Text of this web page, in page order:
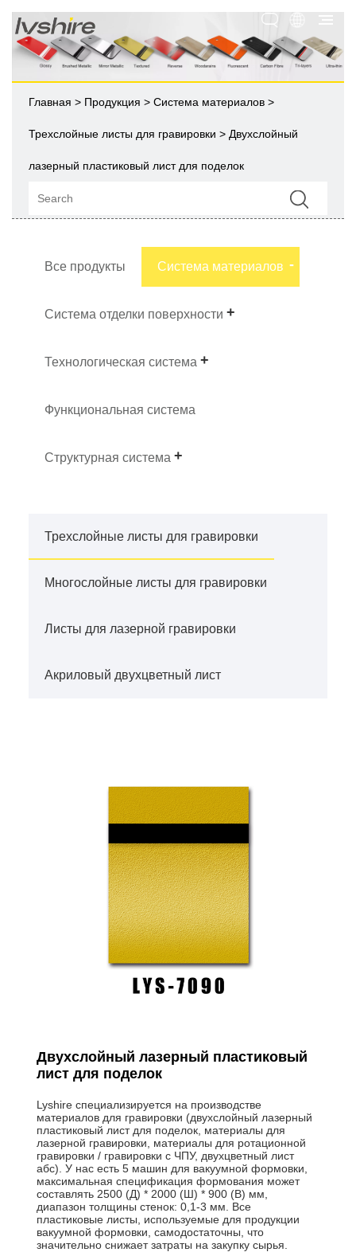
Главная > Продукция > Система материалов>
Трехслойные листы для гравировки > Двухслойный
лазерный пластиковый лист для поделок
Все продукты Система материалов
Система отделки поверхности
Технологическая система
Функциональная система
Структурная система
Трехслойные листы для гравировки
Многослойные листы для гравировки
Листы для лазерной гравировки
Акриловый двухцветный лист
Двухслойный лазерный пластиковый
лист для поделок
Lyshire специализируется на производстве
материалов для гравировки (двухслойный лазерный
пластиковый лист для поделок, материалы для
лазерной гравировки, материалы для ротационной
гравировки / гравировки с ЧПУ, двухцветный лист
абс). У нас есть 5 машин для вакуумной формовки,
максимальная спецификация формования может
составлять 2500 (Д) * 2000 (Ш) * 900 (В) мм,
диапазон толщины стенок: 0,1-3 мм. Все
пластиковые листы, используемые для продукции
вакуумной формовки, самодостаточны, что
значительно снижает затраты на закупку сырья.